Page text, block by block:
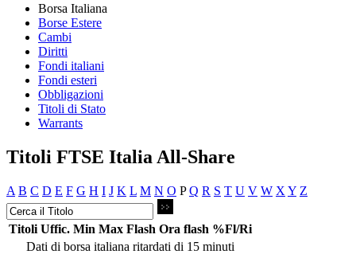
Borsa Italiana
Borse Estere
Cambi
Diritti
Fondi italiani
Fondi esteri
Obbligazioni
Titoli di Stato
Warrants
Titoli FTSE Italia All-Share
A B C D E F G H I J K L M N O PQ R S T U V W X Y Z
Titoli Uffic. Min Max Flash Ora flash %Fl/Ri
Dati di borsa italiana ritardati di 15 minuti